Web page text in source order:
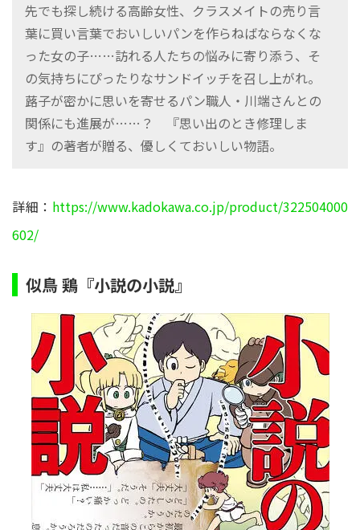
先でも探し続ける高齢女性、クラスメイトの売り言
葉に買い言葉でおいしいパンを作らねばならなくな
った女の子……訪れる人たちの悩みに寄り添う、そ
の気持ちにぴったりなサンドイッチを召し上がれ。
蕗子が密かに思いを寄せるパン職人・川端さんとの
関係にも進展が……？ 『思い出のとき修理しま
す』の著者が贈る、優しくておいしい物語。
詳細： https://www.kadokawa.co.jp/product/322504000
602/
似鳥 鶏『小説の小説』